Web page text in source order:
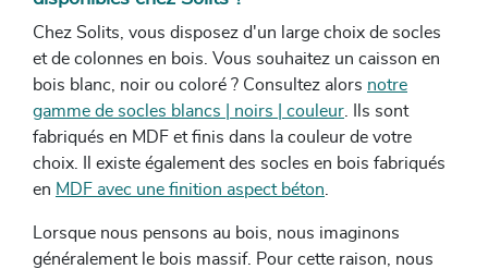
Chez Solits, vous disposez d'un large choix de socles
et de colonnes en bois. Vous souhaitez un caisson en
bois blanc, noir ou coloré ? Consultez alors notre
gamme de socles blancs | noirs | couleur . Ils sont
fabriqués en MDF et finis dans la couleur de votre
choix. Il existe également des socles en bois fabriqués
en MDF avec une finition aspect béton
Lorsque nous pensons au bois, nous imaginons
généralement le bois massif. Pour cette raison, nous